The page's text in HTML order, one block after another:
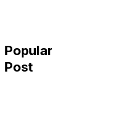
Popular
Post